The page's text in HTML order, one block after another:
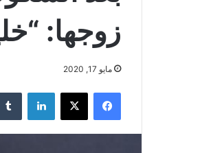
زوجها:
مايو 17, 2020
فيسبوك ‫X لينكدإن